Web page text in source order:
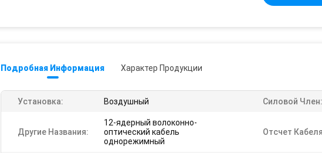
Подробная Информация Характер Продукции
Установка: Воздушный Силовой Член:
Другие Названия:
12-ядерный волоконно-
оптический кабель
однорежимный
Отсчет